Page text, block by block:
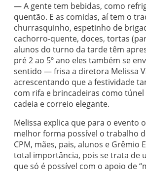
— A gente tem bebidas, como
quentão. E as comidas, aí tem o
churrasquinho, espetinho de
cachorro-quente, doces, tortas
alunos do turno da tarde têm
pré 2 ao 5º ano eles também se
sentido — frisa a diretora Melissa
acrescentando que a festividade
com rifa e brincadeiras como
cadeia e correio elegante.
Melissa explica que para o evento
melhor forma possível o trabalho
CPM, mães, pais, alunos e Grêmio
total importância, pois se trata de
que só é possível com o apoio de